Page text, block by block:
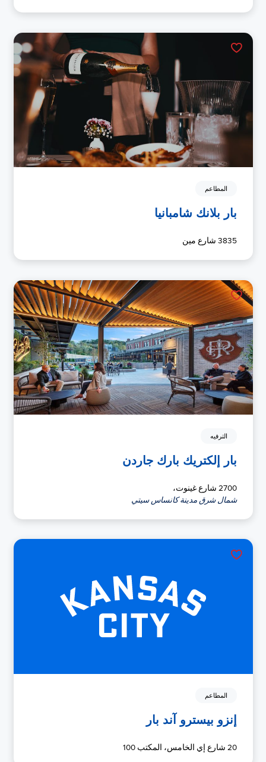
المطاعم
بار بلانك شامبانيا
3835 شارع مين
الترفيه
بار إلكتريك بارك جاردن
2700 شارع غينوت،
شمال شرق مدينة كانساس سيتي
المطاعم
إنزو بيسترو آند بار
20 شارع إي الخامس، المكتب 100